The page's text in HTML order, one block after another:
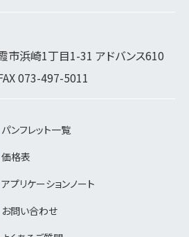
市浜崎1丁目1-31 アドバンス610
073-497-5011
パンフレット一覧
価格表
アプリケーションノート
お問い合わせ